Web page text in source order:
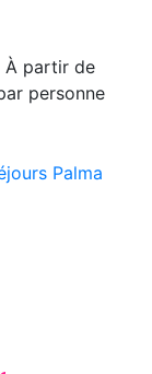
À partir de
personne
Palma